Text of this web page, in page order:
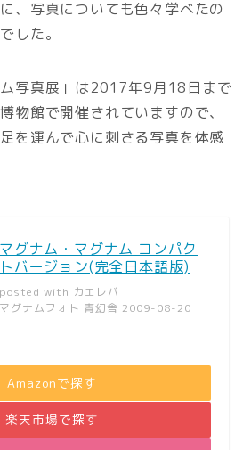
、写真についても色々学べたの
した。
写真展」は2017年9月18日まで
物館で開催されていますので、
を運んで心に刺さる写真を体感
マグナム・マグナム コンパク
トバージョン(完全日本語版)
posted with カエレバ
マグナムフォト 青幻舎 2009-08-20
Amazonで探す
楽天市場で探す